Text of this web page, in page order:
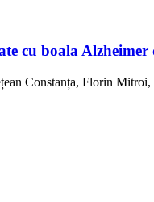
cu boala Alzheimer
Constanța, Florin